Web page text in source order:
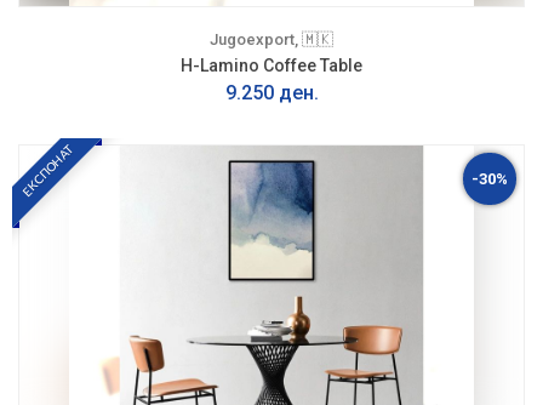
Jugoexport, 🇲🇰
H-Lamino Coffee Table
9.250 ден.
ЕКСПОНАТ -30%